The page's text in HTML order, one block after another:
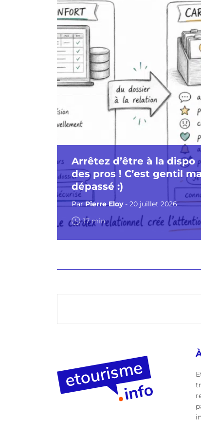
Arrêtez d’être à la dispo
des pros ! C’est gentil
dépassé :)
ParPierre Eloy- 20 juillet 2026
17 min